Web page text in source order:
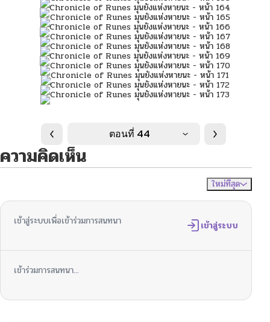
ตอนที่ 44
ความคิดเห็น
ใหม่ที่สุด
เข้าสู่ระบบเพื่อเข้าร่วมการสนทนา เข้าสู่ระบบ
เข้าร่วมการสนทนา...